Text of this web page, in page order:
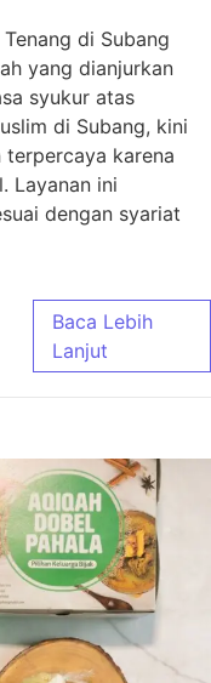
di Subang
yang dianjurkan
syukur atas
di Subang, kini
karena
Layanan ini
dengan syariat
Syariat dengan
Baca Lebih
Lanjut